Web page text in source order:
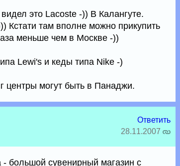
это Lacoste -)) В Калангуте.
Кстати там вполне можно прикупить
меньше чем в Москве -))
Lewi's и кеды типа Nike -)
центры могут быть в Панаджи.
Ответить
28.11.2007
большой сувенирный магазин с